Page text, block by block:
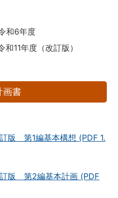
和6年度
11年度（改訂版）
書
版 第1編基本構想 (PDF 1.
版 第2編基本計画 (PDF